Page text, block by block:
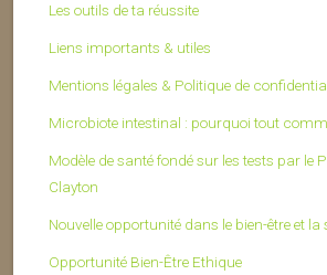
Les outils de ta réussite
Liens importants & utiles
Mentions légales & Politique de
Microbiote intestinal : pourquoi tout
Modèle de santé fondé sur les tests par le
Clayton
Nouvelle opportunité dans le bien-être et la
Opportunité Bien-Être Ethique